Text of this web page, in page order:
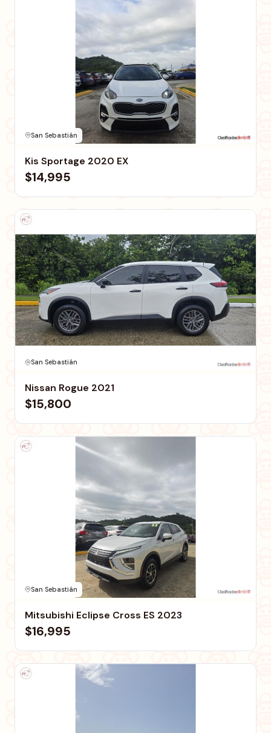
San Sebastián
Kis Sportage 2020 EX
$14,995
San Sebastián
Nissan Rogue 2021
$15,800
San Sebastián
Mitsubishi Eclipse Cross ES 2023
$16,995